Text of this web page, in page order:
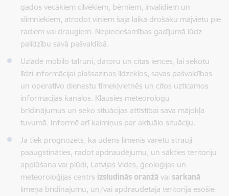
gados vecākiem cilvēkiem, bērniem, invalīdiem un
slimniekiem, atrodot viņiem šajā laikā drošāku mājvietu pie
radiem vai draugiem. Nepieciešamības gadījumā lūdz
palīdzību savā pašvaldībā.
Uzlādē mobilo tālruni, datoru un citas ierīces, lai sekotu
līdzi informācijai plašsaziņas līdzekļos, savas pašvaldības
un operatīvo dienestu tīmekļvietnēs un citos uzticamos
informācijas kanālos. Klausies meteorologu
brīdinājumus un seko situācijas attīstībai sava mājokļa
tuvumā. Informē arī kaimiņus par aktuālo situāciju.
Ja tiek prognozēts, ka ūdens līmenis varētu strauji
paaugstināties, radot apdraudējumu, un sākties teritoriju
applūšana vai plūdi, Latvijas Vides, ģeoloģijas un
meteoroloģijas centrs izsludinās oranžā vai sarkanā
līmeņa brīdinājumu, un/vai apdraudētajā teritorijā esošie